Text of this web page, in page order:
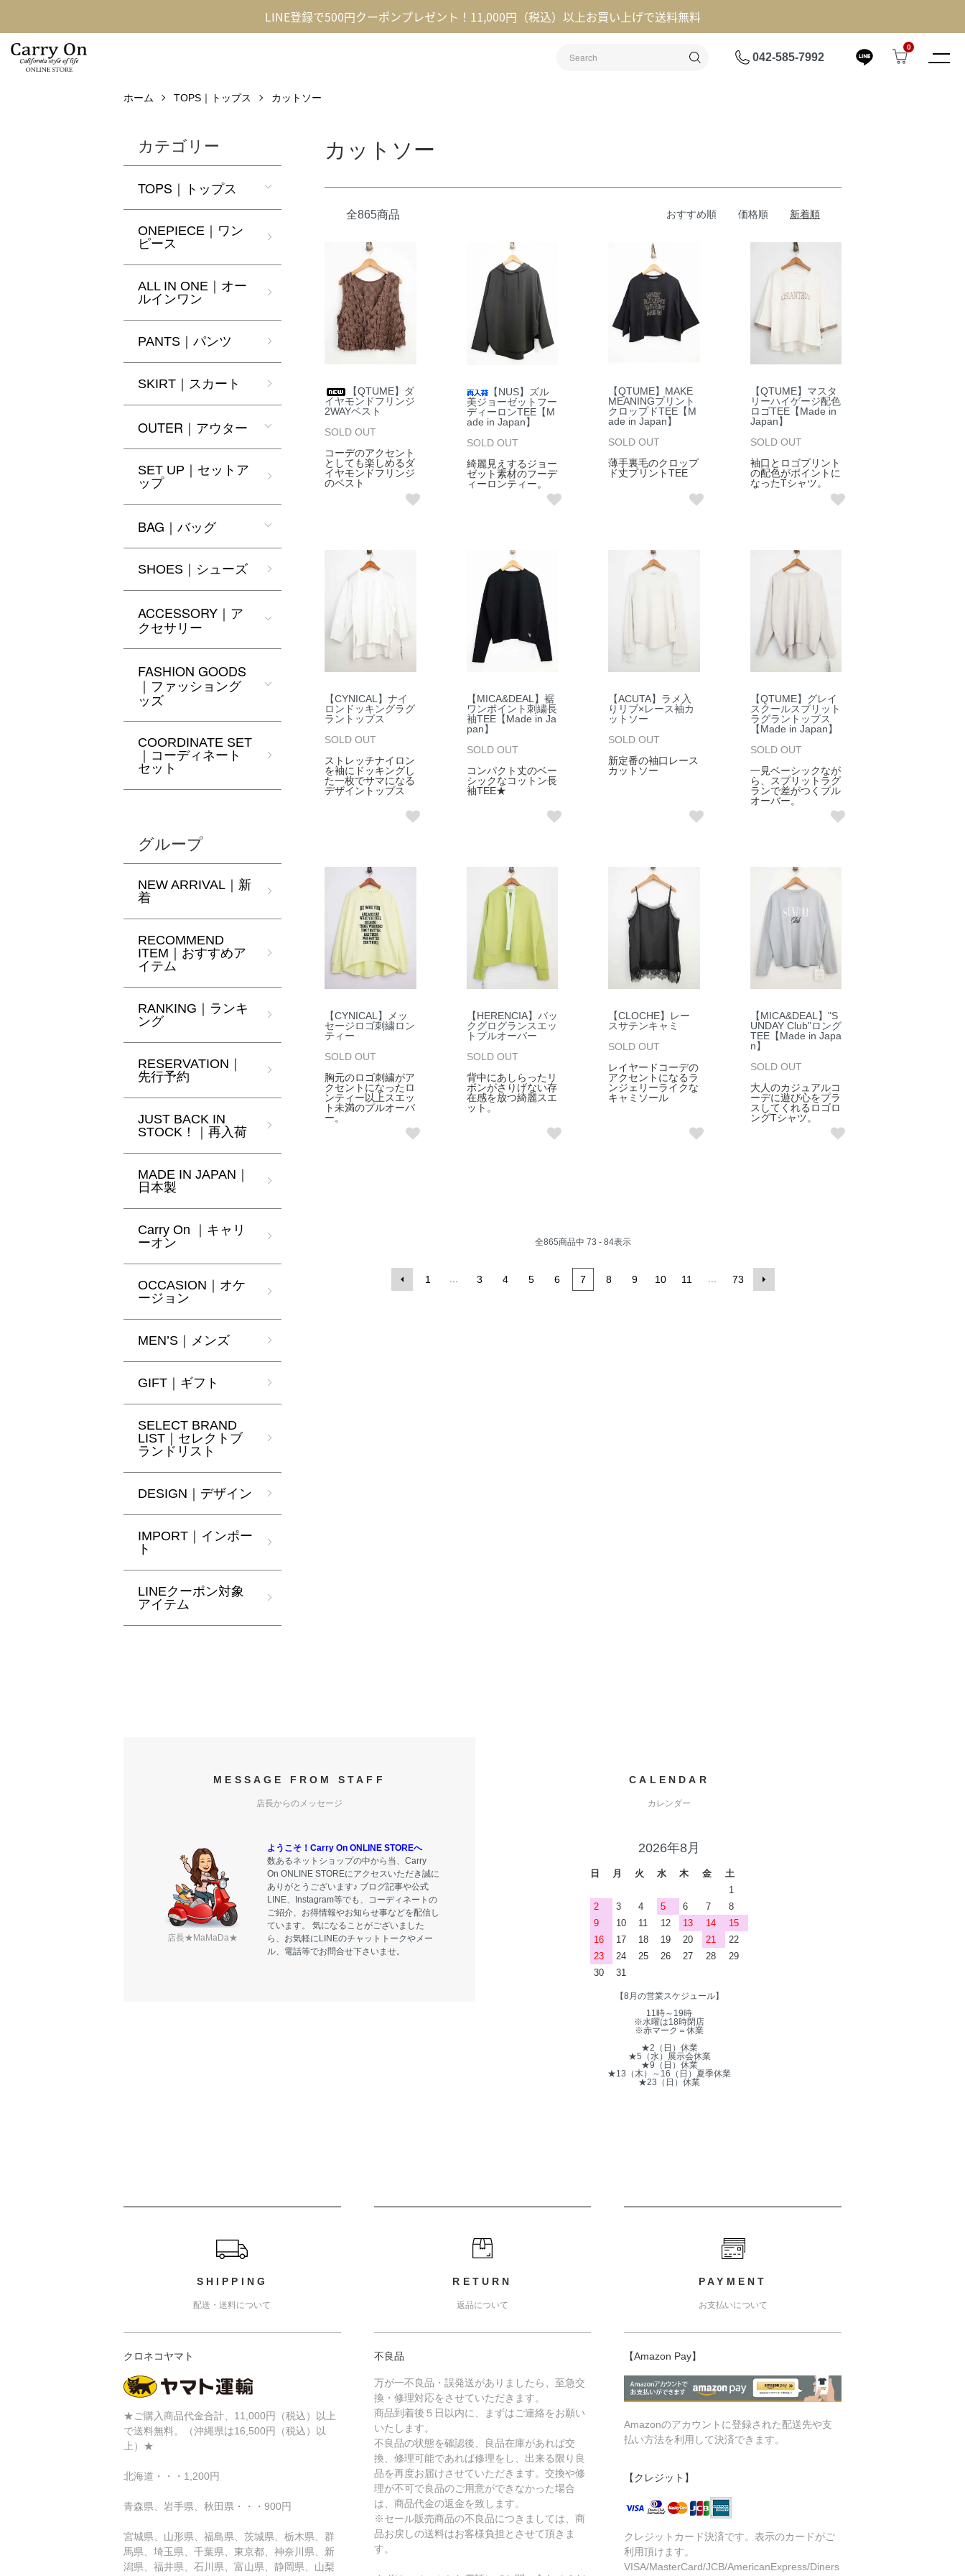
LINE登録で500円クーポンプレゼント！11,000円（税込）以上お買い上げで送料無料
042-585-7992
0
ホーム TOPS｜トップス カットソー
カットソー
全865商品 おすすめ順 価格順 新着順
【QTUME】ダ
イヤモンドフリンジ
2WAYベスト
SOLD OUT
コーデのアクセント
としても楽しめるダ
イヤモンドフリンジ
のベスト
【NUS】ズル
美ジョーゼットフー
ディーロンTEE【M
ade in Japan】
SOLD OUT
綺麗見えするジョー
ゼット素材のフーデ
ィーロンティー。
【QTUME】MAKE
MEANINGプリント
クロップドTEE【M
ade in Japan】
SOLD OUT
薄手裏毛のクロップ
ド丈プリントTEE
【QTUME】マスタ
リーハイゲージ配色
ロゴTEE【Made in
Japan】
SOLD OUT
袖口とロゴプリント
の配色がポイントに
なったTシャツ。
【CYNICAL】ナイ
ロンドッキングラグ
ラントップス
SOLD OUT
ストレッチナイロン
を袖にドッキングし
た一枚でサマになる
デザイントップス
【MICA&DEAL】裾
ワンポイント刺繍長
袖TEE【Made in Ja
pan】
SOLD OUT
コンパクト丈のベー
シックなコットン長
袖TEE★
【ACUTA】ラメ入
りリブ×レース袖カ
ットソー
SOLD OUT
新定番の袖口レース
カットソー
【QTUME】グレイ
スクールスプリット
ラグラントップス
【Made in Japan】
SOLD OUT
一見ベーシックなが
ら、スプリットラグ
ランで差がつくプル
オーバー。
【CYNICAL】メッ
セージロゴ刺繍ロン
ティー
SOLD OUT
胸元のロゴ刺繍がア
クセントになったロ
ンティー以上スエッ
ト未満のプルオーバ
ー。
【HERENCIA】バッ
クグログランスエッ
トプルオーバー
SOLD OUT
背中にあしらったリ
ボンがさりげない存
在感を放つ綺麗スエ
ット。
【CLOCHE】レー
スサテンキャミ
SOLD OUT
レイヤードコーデの
アクセントになるラ
ンジェリーライクな
キャミソール
【MICA&DEAL】"S
UNDAY Club"ロング
TEE【Made in Japa
n】
SOLD OUT
大人のカジュアルコ
ーデに遊び心をプラ
スしてくれるロゴロ
ングTシャツ。
全865商品中 73 - 84表示
1 3 4 5 6 7 8 9 10 11 73
カテゴリー
TOPS｜トップス
ONEPIECE｜ワン
ピース
ALL IN ONE｜オー
ルインワン
PANTS｜パンツ
SKIRT｜スカート
OUTER｜アウター
SET UP｜セットア
ップ
BAG｜バッグ
SHOES｜シューズ
ACCESSORY｜ア
クセサリー
FASHION GOODS
｜ファッショング
ッズ
COORDINATE SET
｜コーディネート
セット
グループ
NEW ARRIVAL｜新
着
RECOMMEND
ITEM｜おすすめア
イテム
RANKING｜ランキ
ング
RESERVATION｜
先行予約
JUST BACK IN
STOCK！｜再入荷
MADE IN JAPAN｜
日本製
Carry On ｜キャリ
ーオン
OCCASION｜オケ
ージョン
MEN’S｜メンズ
GIFT｜ギフト
SELECT BRAND
LIST｜セレクトブ
ランドリスト
DESIGN｜デザイン
IMPORT｜インポー
ト
LINEクーポン対象
アイテム
MESSAGE FROM STAFF
店長からのメッセージ
店長★MaMaDa★
ようこそ！Carry On ONLINE STOREへ
数あるネットショップの中から当、Carry
On ONLINE STOREにアクセスいただき誠に
ありがとうございます♪ ブログ記事や公式
LINE、Instagram等でも、コーディネートの
ご紹介、お得情報やお知らせ事などを配信し
ています。 気になることがございました
ら、お気軽にLINEのチャットトークやメー
ル、電話等でお問合せ下さいませ。
CALENDAR
カレンダー
2026年8月
日 月 火 水 木 金
土
1
2
3 4 5 6 7
8
9
10 11 12 13 14
15
16
17 18 19 20 21
22
23
24 25 26 27 28
29
30
31
【8月の営業スケジュール】
11時～19時
※水曜は18時閉店
※赤マーク＝休業
★2（日）休業
★5（水）展示会休業
★9（日）休業
★13（木）～16（日）夏季休業
★23（日）休業
ショッピングガイド
SHIPPING
配送・送料について
クロネコヤマト
★ご購入商品代金合計、11,000円（税込）以上
で送料無料。（沖縄県は16,500円（税込）以
上）★
北海道・・・1,200円
青森県、岩手県、秋田県・・・900円
宮城県、山形県、福島県、茨城県、栃木県、群
馬県、埼玉県、千葉県、東京都、神奈川県、新
潟県、福井県、石川県、富山県、静岡県、山梨
RETURN
返品について
不良品
万が一不良品・誤発送がありましたら、至急交
換・修理対応をさせていただきます。
商品到着後５日以内に、まずはご連絡をお願い
いたします。
不良品の状態を確認後、良品在庫があれば交
換、修理可能であれば修理をし、出来る限り良
品を再度お届けさせていただきます。交換や修
理が不可で良品のご用意ができなかった場合
は、商品代金の返金を致します。
※セール販売商品の不良品につきましては、商
品お戻しの送料はお客様負担とさせて頂きま
す。
PAYMENT
お支払いについて
【Amazon Pay】
Amazonのアカウントに登録された配送先や支
払い方法を利用して決済できます。
【クレジット】
クレジットカード決済です。表示のカードがご
利用頂けます。
VISA/MasterCard/JCB/AmericanExpress/Diners